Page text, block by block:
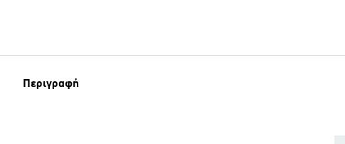
Περιγραφή